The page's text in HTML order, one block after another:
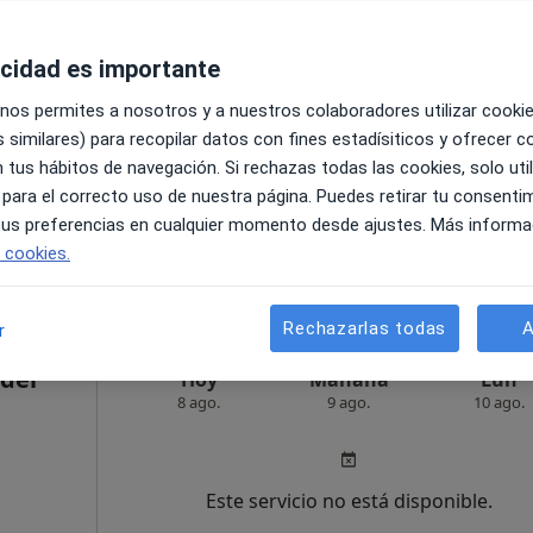
Hoy
8 ago.
Mañana
9 ago.
Lun
10 ago.
Este servicio no está disponible.
es importante
permites a nosotros y a nuestros colaboradores utilizar
similares) para recopilar datos con fines estadísiticos y ofrecer
tus hábitos de navegación. Si rechazas todas las cookies, solo
el correcto uso de nuestra página. Puedes retirar tu
preferencias en cualquier momento desde ajustes. Más
Rechazarlas todas